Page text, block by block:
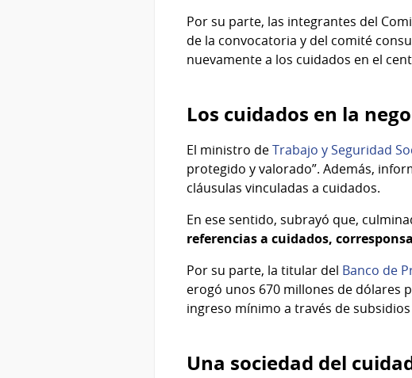
Por su parte, las integrantes del
de la convocatoria y del comité
nuevamente a los cuidados en el
Los cuidados en la
El ministro deTrabajo y Seguridad
protegido y valorado”. Además,
cláusulas vinculadas a cuidados.
En ese sentido, subrayó que,
referencias a cuidados,
Por su parte, la titular del Banco de
erogó unos 670 millones de dólares
ingreso mínimo a través de
Una sociedad del